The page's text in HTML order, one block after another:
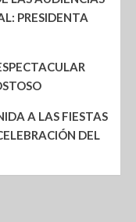
PRESIDENTA
A LAS FIESTAS
DEL